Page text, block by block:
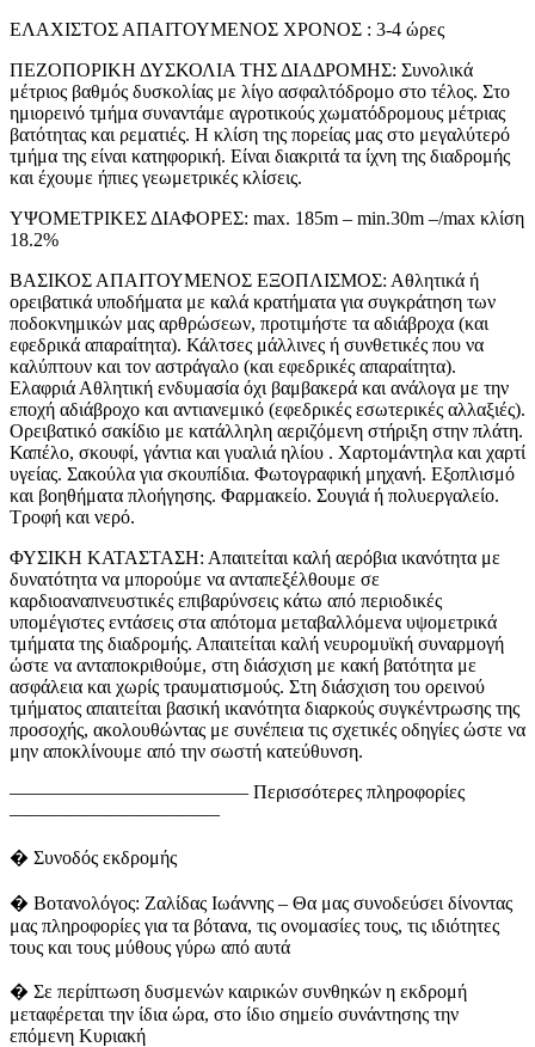
ΕΛΑΧΙΣΤΟΣ ΑΠΑΙΤΟΥΜΕΝΟΣ ΧΡΟΝΟΣ : 3-4 ώρες
ΠΕΖΟΠΟΡΙΚΗ ΔΥΣΚΟΛΙΑ ΤΗΣ ΔΙΑΔΡΟΜΗΣ: Συνολικά
μέτριος βαθμός δυσκολίας με λίγο ασφαλτόδρομο στο τέλος. Στο
ημιορεινό τμήμα συναντάμε αγροτικούς χωματόδρομους μέτριας
βατότητας και ρεματιές. Η κλίση της πορείας μας στο μεγαλύτερό
τμήμα της είναι κατηφορική. Είναι διακριτά τα ίχνη της διαδρομής
και έχουμε ήπιες γεωμετρικές κλίσεις.
ΥΨΟΜΕΤΡΙΚΕΣ ΔΙΑΦΟΡΕΣ: max. 185m – min.30m –/max κλίση
18.2%
ΒΑΣΙΚΟΣ ΑΠΑΙΤΟΥΜΕΝΟΣ ΕΞΟΠΛΙΣΜΟΣ: Αθλητικά ή
ορειβατικά υποδήματα με καλά κρατήματα για συγκράτηση των
ποδοκνημικών μας αρθρώσεων, προτιμήστε τα αδιάβροχα (και
εφεδρικά απαραίτητα). Κάλτσες μάλλινες ή συνθετικές που να
καλύπτουν και τον αστράγαλο (και εφεδρικές απαραίτητα).
Ελαφριά Αθλητική ενδυμασία όχι βαμβακερά και ανάλογα με την
εποχή αδιάβροχο και αντιανεμικό (εφεδρικές εσωτερικές αλλαξιές).
Ορειβατικό σακίδιο με κατάλληλη αεριζόμενη στήριξη στην πλάτη.
Καπέλο, σκουφί, γάντια και γυαλιά ηλίου . Χαρτομάντηλα και χαρτί
υγείας. Σακούλα για σκουπίδια. Φωτογραφική μηχανή. Εξοπλισμό
και βοηθήματα πλοήγησης. Φαρμακείο. Σουγιά ή πολυεργαλείο.
Τροφή και νερό.
ΦΥΣΙΚΗ ΚΑΤΑΣΤΑΣΗ: Απαιτείται καλή αερόβια ικανότητα με
δυνατότητα να μπορούμε να ανταπεξέλθουμε σε
καρδιοαναπνευστικές επιβαρύνσεις κάτω από περιοδικές
υπομέγιστες εντάσεις στα απότομα μεταβαλλόμενα υψομετρικά
τμήματα της διαδρομής. Απαιτείται καλή νευρομυϊκή συναρμογή
ώστε να ανταποκριθούμε, στη διάσχιση με κακή βατότητα με
ασφάλεια και χωρίς τραυματισμούς. Στη διάσχιση του ορεινού
τμήματος απαιτείται βασική ικανότητα διαρκούς συγκέντρωσης της
προσοχής, ακολουθώντας με συνέπεια τις σχετικές οδηγίες ώστε να
μην αποκλίνουμε από την σωστή κατεύθυνση.
————————————– Περισσότερες πληροφορίες
———————————
� Συνοδός εκδρομής
� Βοτανολόγος: Ζαλίδας Ιωάννης – Θα μας συνοδεύσει δίνοντας
μας πληροφορίες για τα βότανα, τις ονομασίες τους, τις ιδιότητες
τους και τους μύθους γύρω από αυτά
� Σε περίπτωση δυσμενών καιρικών συνθηκών η εκδρομή
μεταφέρεται την ίδια ώρα, στο ίδιο σημείο συνάντησης την
επόμενη Κυριακή